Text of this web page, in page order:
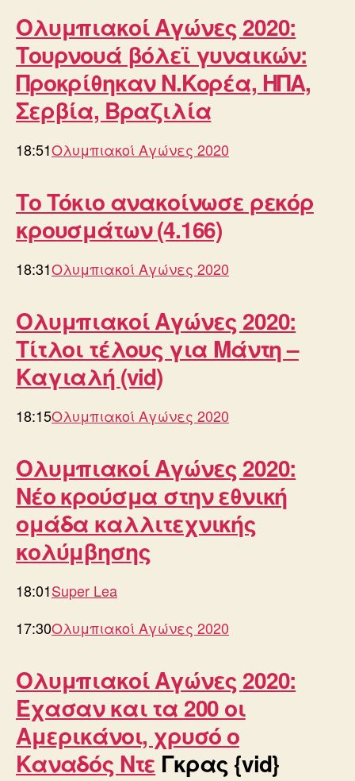
Ολυμπιακοί Αγώνες 2020:
Τουρνουά βόλεϊ γυναικών:
Προκρίθηκαν Ν.Κορέα, ΗΠΑ,
Σερβία, Βραζιλία
18:51Ολυμπιακοί Αγώνες 2020
Το Τόκιο ανακοίνωσε ρεκόρ
κρουσμάτων (4.166)
18:31Ολυμπιακοί Αγώνες 2020
Ολυμπιακοί Αγώνες 2020:
Τίτλοι τέλους για Μάντη –
Καγιαλή (vid)
18:15Ολυμπιακοί Αγώνες 2020
Ολυμπιακοί Αγώνες 2020:
Νέο κρούσμα στην εθνική
ομάδα καλλιτεχνικής
κολύμβησης
18:01Super Lea
17:30Ολυμπιακοί Αγώνες 2020
Ολυμπιακοί Αγώνες 2020:
Έχασαν και τα 200 οι
Αμερικάνοι, χρυσό ο
Καναδός Ντε Γκρας {vid}